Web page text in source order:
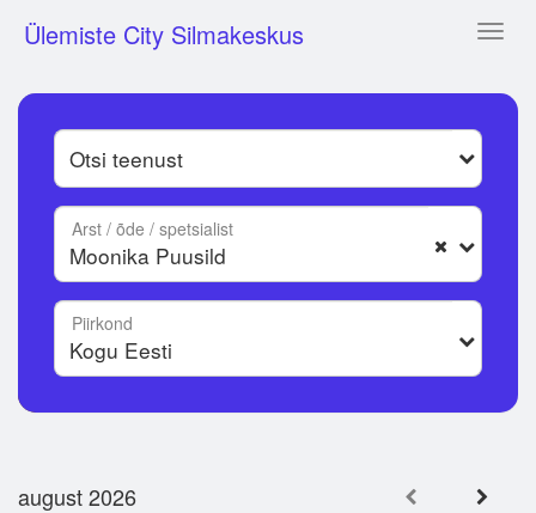
Ülemiste City Silmakeskus
Arst / õde / spetsialist
Piirkond
august 2026